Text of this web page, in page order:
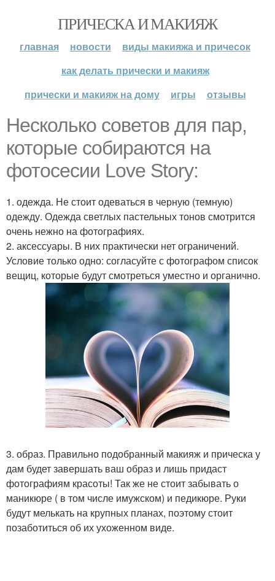
ПРИЧЕСКА И МАКИЯЖ
главная новости
виды макияжа и причесок
как делать прически и макияж
прически и макияж на дому
игры отзывы
Несколько советов для пар,
которые собираются на
фотосесии Love Story:
1. одежда. Не стоит одеваться в черную (темную)
одежду. Одежда светлых пастельных тонов смотрится
очень нежно на фотографиях.
2. аксессуары. В них практически нет ограничений.
Условие только одно: согласуйте с фотографом список
вещиц, которые будут смотреться уместно и органично.
3. образ. Правильно подобранный макияж и прическа у
дам будет завершать ваш образ и лишь придаст
фотографиям красоты! Так же не стоит забывать о
маникюре ( в том числе имужском) и педикюре. Руки
будут мелькать на крупных планах, поэтому стоит
позаботиться об их ухоженном виде.